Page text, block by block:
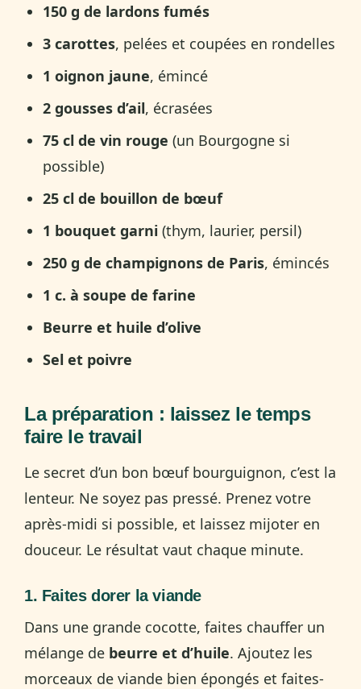
150 g de lardons fumés
3 carottes, pelées et coupées en rondelles
1 oignon jaune, émincé
2 gousses d’ail, écrasées
75 cl de vin rouge (un Bourgogne si
possible)
25 cl de bouillon de bœuf
1 bouquet garni (thym, laurier, persil)
250 g de champignons de Paris, émincés
1 c. à soupe de farine
Beurre et huile d’olive
Sel et poivre
La préparation : laissez le temps
faire le travail
Le secret d’un bon bœuf bourguignon, c’est la
lenteur. Ne soyez pas pressé. Prenez votre
après-midi si possible, et laissez mijoter en
douceur. Le résultat vaut chaque minute.
1. Faites dorer la viande
Dans une grande cocotte, faites chauffer un
mélange de beurre et d’huile. Ajoutez les
morceaux de viande bien épongés et faites-